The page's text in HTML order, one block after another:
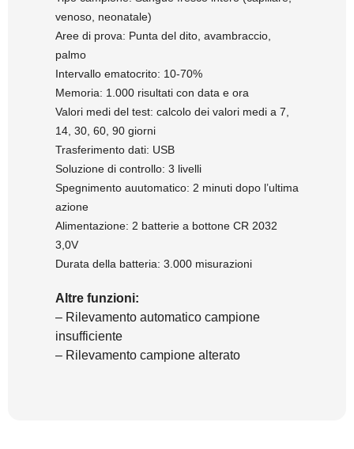
venoso, neonatale)
Aree di prova: Punta del dito, avambraccio,
palmo
Intervallo ematocrito: 10-70%
Memoria: 1.000 risultati con data e ora
Valori medi del test: calcolo dei valori medi a 7,
14, 30, 60, 90 giorni
Trasferimento dati: USB
Soluzione di controllo: 3 livelli
Spegnimento auutomatico: 2 minuti dopo l’ultima
azione
Alimentazione: 2 batterie a bottone CR 2032
3,0V
Durata della batteria: 3.000 misurazioni
Altre funzioni:
– Rilevamento automatico campione
insufficiente
– Rilevamento campione alterato